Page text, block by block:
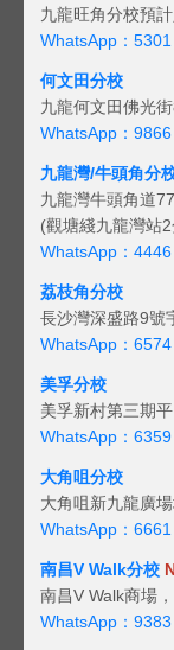
九龍旺角分校預
WhatsApp：5301
何文田分校
九龍何文田佛光
WhatsApp：
九龍灣/牛頭角分
九龍灣牛頭角道
(觀塘綫九龍灣站
WhatsApp：
荔枝角分校
長沙灣深盛路9號
WhatsApp：
美孚分校
美孚新村第三期
WhatsApp：
大角咀分校
大角咀新九龍廣
WhatsApp：
南昌V Walk分校
南昌V Walk商場
WhatsApp：